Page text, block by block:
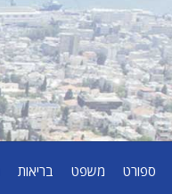
ספורט משפט בריאות